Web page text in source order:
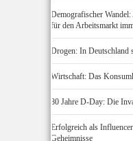
Demografischer
für den Arbeitsmarkt
Drogen: In
Wirtschaft: Das
80 Jahre D-Day: Die
Erfolgreich als
Geheimnisse